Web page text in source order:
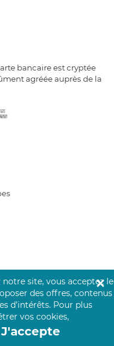
bancaire est cryptée
agréée auprès de la
vous accompagne par
site, vous acceptez le
des offres, contenus
d’intérêts. Pour plus
vos cookies,
J'accepte
✕